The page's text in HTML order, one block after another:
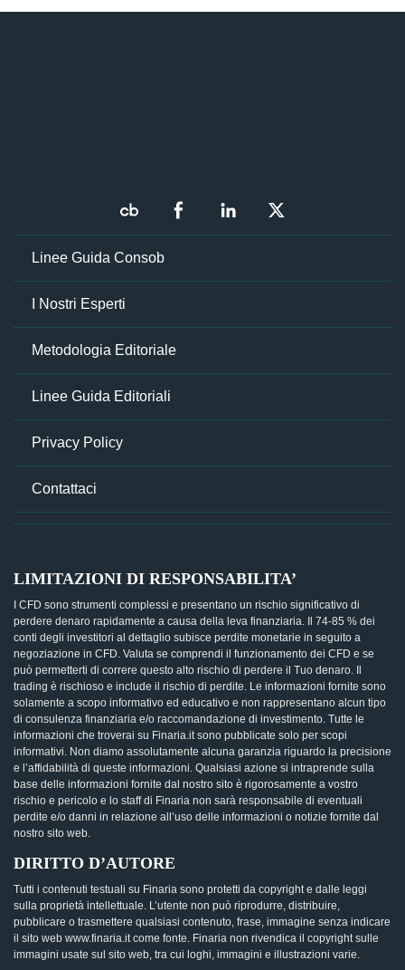
Linee Guida Consob
I Nostri Esperti
Metodologia Editoriale
Linee Guida Editoriali
Privacy Policy
Contattaci
LIMITAZIONI DI RESPONSABILITA’
I CFD sono strumenti complessi e presentano un rischio significativo di
perdere denaro rapidamente a causa della leva finanziaria. Il 74-85 % dei
conti degli investitori al dettaglio subisce perdite monetarie in seguito a
negoziazione in CFD. Valuta se comprendi il funzionamento dei CFD e se
può permetterti di correre questo alto rischio di perdere il Tuo denaro. Il
trading è rischioso e include il rischio di perdite. Le informazioni fornite sono
solamente a scopo informativo ed educativo e non rappresentano alcun tipo
di consulenza finanziaria e/o raccomandazione di investimento. Tutte le
informazioni che troverai su Finaria.it sono pubblicate solo per scopi
informativi. Non diamo assolutamente alcuna garanzia riguardo la precisione
e l’affidabilità di queste informazioni. Qualsiasi azione si intraprende sulla
base delle informazioni fornite dal nostro sito è rigorosamente a vostro
rischio e pericolo e lo staff di Finaria non sarà responsabile di eventuali
perdite e/o danni in relazione all’uso delle informazioni o notizie fornite dal
nostro sito web.
DIRITTO D’AUTORE
Tutti i contenuti testuali su Finaria sono protetti da copyright e dalle leggi
sulla proprietà intellettuale. L’utente non può riprodurre, distribuire,
pubblicare o trasmettere qualsiasi contenuto, frase, immagine senza indicare
il sito web www.finaria.it come fonte. Finaria non rivendica il copyright sulle
immagini usate sul sito web, tra cui loghi, immagini e illustrazioni varie.